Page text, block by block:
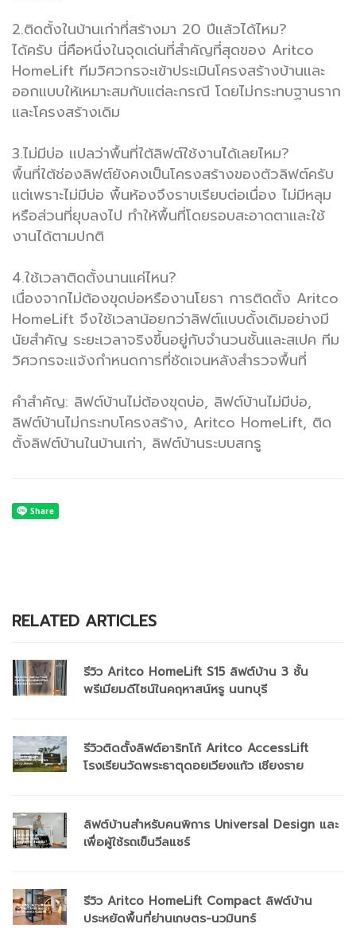
2.ติดตั้งในบ้านเก่าที่สร้างมา 20 ปีแล้วได้ไหม?
ได้ครับ นี่คือหนึ่งในจุดเด่นที่สำคัญที่สุดของ Aritco
HomeLift ทีมวิศวกรจะเข้าประเมินโครงสร้างบ้านและ
ออกแบบให้เหมาะสมกับแต่ละกรณี โดยไม่กระทบฐานราก
และโครงสร้างเดิม
3.ไม่มีบ่อ แปลว่าพื้นที่ใต้ลิฟต์ใช้งานได้เลยไหม?
พื้นที่ใต้ช่องลิฟต์ยังคงเป็นโครงสร้างของตัวลิฟต์ครับ
แต่เพราะไม่มีบ่อ พื้นห้องจึงราบเรียบต่อเนื่อง ไม่มีหลุม
หรือส่วนที่ยุบลงไป ทำให้พื้นที่โดยรอบสะอาดตาและใช้
งานได้ตามปกติ
4.ใช้เวลาติดตั้งนานแค่ไหน?
เนื่องจากไม่ต้องขุดบ่อหรืองานโยธา การติดตั้ง Aritco
HomeLift จึงใช้เวลาน้อยกว่าลิฟต์แบบดั้งเดิมอย่างมี
นัยสำคัญ ระยะเวลาจริงขึ้นอยู่กับจำนวนชั้นและสเปค ทีม
วิศวกรจะแจ้งกำหนดการที่ชัดเจนหลังสำรวจพื้นที่
คำสำคัญ: ลิฟต์บ้านไม่ต้องขุดบ่อ, ลิฟต์บ้านไม่มีบ่อ,
ลิฟต์บ้านไม่กระทบโครงสร้าง, Aritco HomeLift, ติด
ตั้งลิฟต์บ้านในบ้านเก่า, ลิฟต์บ้านระบบสกรู
RELATED ARTICLES
รีวิว Aritco HomeLift S15 ลิฟต์บ้าน 3 ชั้น
พรีเมียมดีไซน์ในคฤหาสน์หรู นนทบุรี
รีวิวติดตั้งลิฟต์อาริทโก้ Aritco AccessLift
โรงเรียนวัดพระธาตุดอยเวียงแก้ว เชียงราย
ลิฟต์บ้านสำหรับคนพิการ Universal Design และ
เพื่อผู้ใช้รถเข็นวีลแชร์
รีวิว Aritco HomeLift Compact ลิฟต์บ้าน
ประหยัดพื้นที่ย่านเกษตร-นวมินทร์